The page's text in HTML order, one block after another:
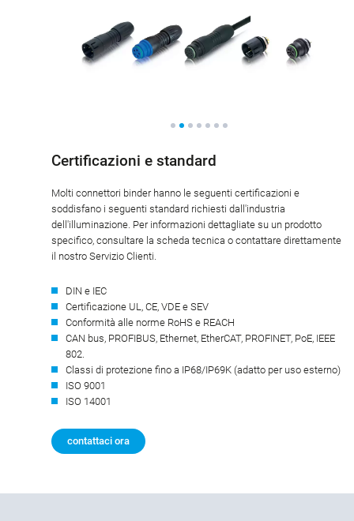
Certificazioni e standard
Molti connettori binder hanno le seguenti certificazioni e
soddisfano i seguenti standard richiesti dall'industria
dell'illuminazione. Per informazioni dettagliate su un prodotto
specifico, consultare la scheda tecnica o contattare direttamente
il nostro Servizio Clienti.
DIN e IEC
Certificazione UL, CE, VDE e SEV
Conformità alle norme RoHS e REACH
CAN bus, PROFIBUS, Ethernet, EtherCAT, PROFINET, PoE, IEEE
802.
Classi di protezione fino a IP68/IP69K (adatto per uso esterno)
ISO 9001
ISO 14001
contattaci ora